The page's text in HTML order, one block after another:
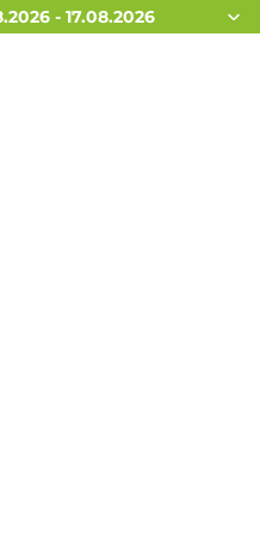
- 17.08.2026